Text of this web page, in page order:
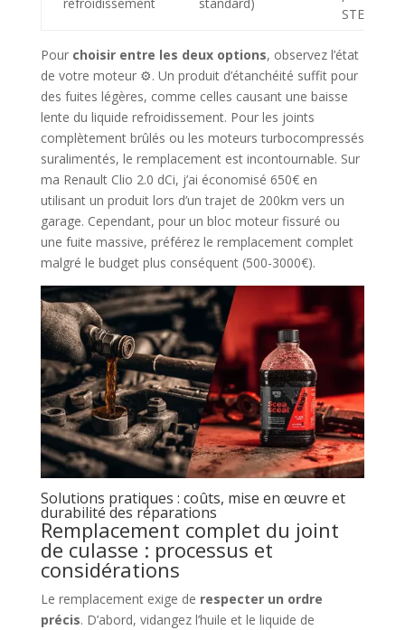
Pour choisir entre les deux options, observez l’état
de votre moteur ⚙️. Un produit d’étanchéité suffit pour
des fuites légères, comme celles causant une baisse
lente du liquide refroidissement. Pour les joints
complètement brûlés ou les moteurs turbocompressés
suralimentés, le remplacement est incontournable. Sur
ma Renault Clio 2.0 dCi, j’ai économisé 650€ en
utilisant un produit lors d’un trajet de 200km vers un
garage. Cependant, pour un bloc moteur fissuré ou
une fuite massive, préférez le remplacement complet
malgré le budget plus conséquent (500-3000€).
Solutions pratiques : coûts, mise en œuvre et
durabilité des réparations
Remplacement complet du joint
de culasse : processus et
considérations
Le remplacement exige de respecter un ordre
précis. D’abord, vidangez l’huile et le liquide de